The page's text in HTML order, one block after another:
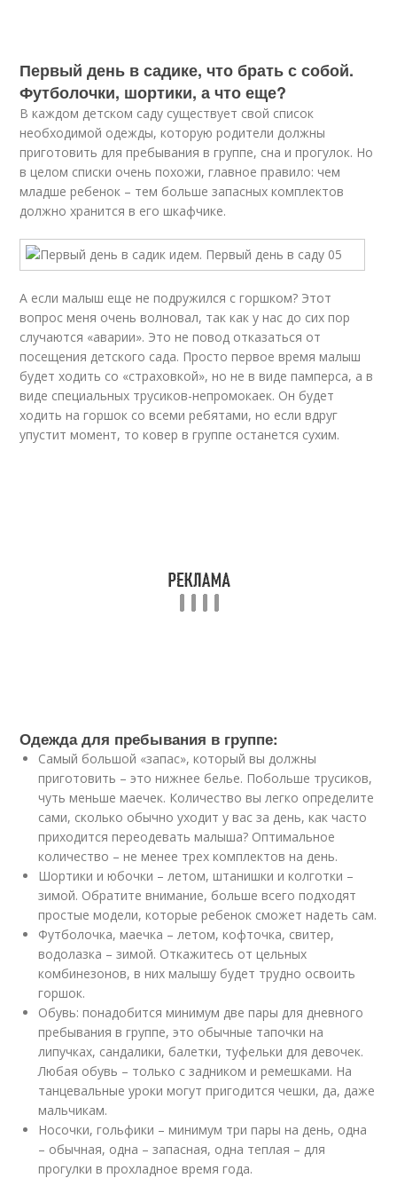
Первый день в садике, что брать с собой.
Футболочки, шортики, а что еще?
В каждом детском саду существует свой список
необходимой одежды, которую родители должны
приготовить для пребывания в группе, сна и прогулок. Но
в целом списки очень похожи, главное правило: чем
младше ребенок – тем больше запасных комплектов
должно хранится в его шкафчике.
А если малыш еще не подружился с горшком? Этот
вопрос меня очень волновал, так как у нас до сих пор
случаются «аварии». Это не повод отказаться от
посещения детского сада. Просто первое время малыш
будет ходить со «страховкой», но не в виде памперса, а в
виде специальных трусиков-непромокаек. Он будет
ходить на горшок со всеми ребятами, но если вдруг
упустит момент, то ковер в группе останется сухим.
Одежда для пребывания в группе:
Самый большой «запас», который вы должны
приготовить – это нижнее белье. Побольше трусиков,
чуть меньше маечек. Количество вы легко определите
сами, сколько обычно уходит у вас за день, как часто
приходится переодевать малыша? Оптимальное
количество – не менее трех комплектов на день.
Шортики и юбочки – летом, штанишки и колготки –
зимой. Обратите внимание, больше всего подходят
простые модели, которые ребенок сможет надеть сам.
Футболочка, маечка – летом, кофточка, свитер,
водолазка – зимой. Откажитесь от цельных
комбинезонов, в них малышу будет трудно освоить
горшок.
Обувь: понадобится минимум две пары для дневного
пребывания в группе, это обычные тапочки на
липучках, сандалики, балетки, туфельки для девочек.
Любая обувь – только с задником и ремешками. На
танцевальные уроки могут пригодится чешки, да, даже
мальчикам.
Носочки, гольфики – минимум три пары на день, одна
– обычная, одна – запасная, одна теплая – для
прогулки в прохладное время года.